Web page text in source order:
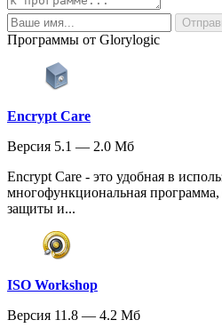
Программы от Glorylogic
Encrypt Care
Версия 5.1 — 2.0 Мб
Encrypt Care - это удобная в
многофункциональная программа,
защиты и...
ISO Workshop
Версия 11.8 — 4.2 Мб